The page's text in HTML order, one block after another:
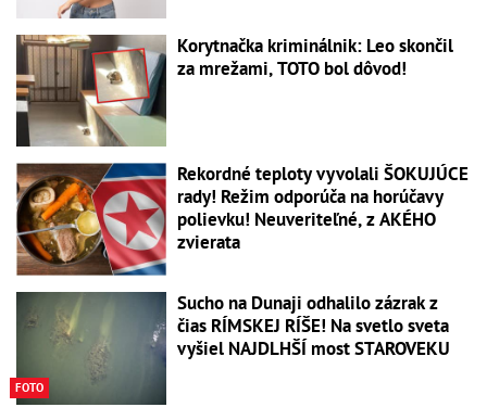
Korytnačka kriminálnik: Leo skončil
za mrežami, TOTO bol dôvod!
Rekordné teploty vyvolali ŠOKUJÚCE
rady! Režim odporúča na horúčavy
polievku! Neuveriteľné, z AKÉHO
zvierata
FOTO
Sucho na Dunaji odhalilo zázrak z
čias RÍMSKEJ RÍŠE! Na svetlo sveta
vyšiel NAJDLHŠÍ most STAROVEKU